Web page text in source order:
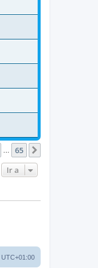
… 65
Ir a
UTC+01:00